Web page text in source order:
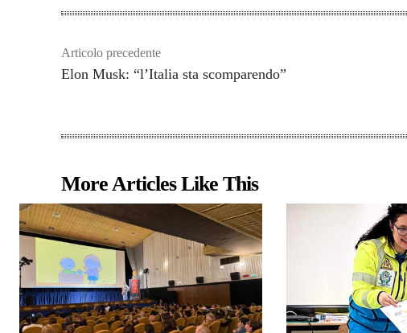
Articolo precedente
Elon Musk: “l’Italia sta scomparendo”
More Articles Like This